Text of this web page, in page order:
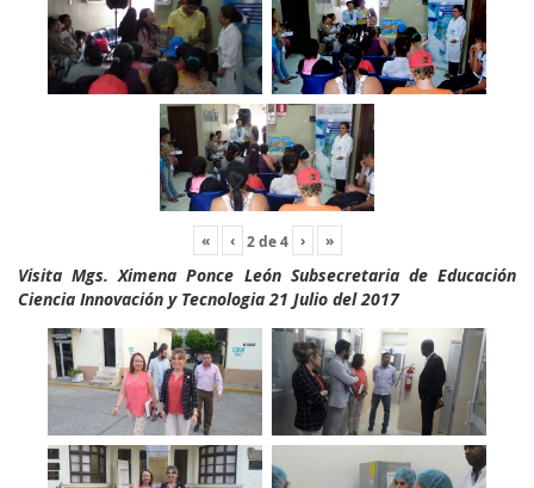
« ‹ 2de4 › »
Visita Mgs. Ximena Ponce León Subsecretaria de Educación
Ciencia Innovación y Tecnologia 21 Julio del 2017